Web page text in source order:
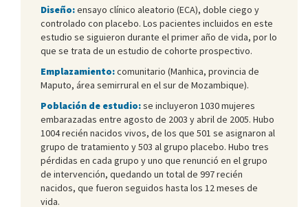
Diseño:ensayo clínico aleatorio (ECA), doble ciego y
controlado con placebo. Los pacientes incluidos en este
estudio se siguieron durante el primer año de vida, por lo
que se trata de un estudio de cohorte prospectivo.
Emplazamiento:comunitario (Manhica, provincia de
Maputo, área semirrural en el sur de Mozambique).
Población de estudio:se incluyeron 1030 mujeres
embarazadas entre agosto de 2003 y abril de 2005. Hubo
1004 recién nacidos vivos, de los que 501 se asignaron al
grupo de tratamiento y 503 al grupo placebo. Hubo tres
pérdidas en cada grupo y uno que renunció en el grupo
de intervención, quedando un total de 997 recién
nacidos, que fueron seguidos hasta los 12 meses de
vida.